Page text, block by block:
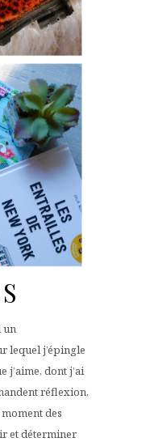
un
lequel j’épingle
j’aime, dont j’ai
réflexion,
des
et déterminer